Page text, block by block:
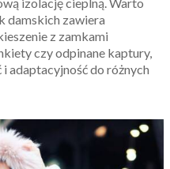
damskich zawiera
z zamkami
czy odpinane kaptury,
adaptacyjność do różnych